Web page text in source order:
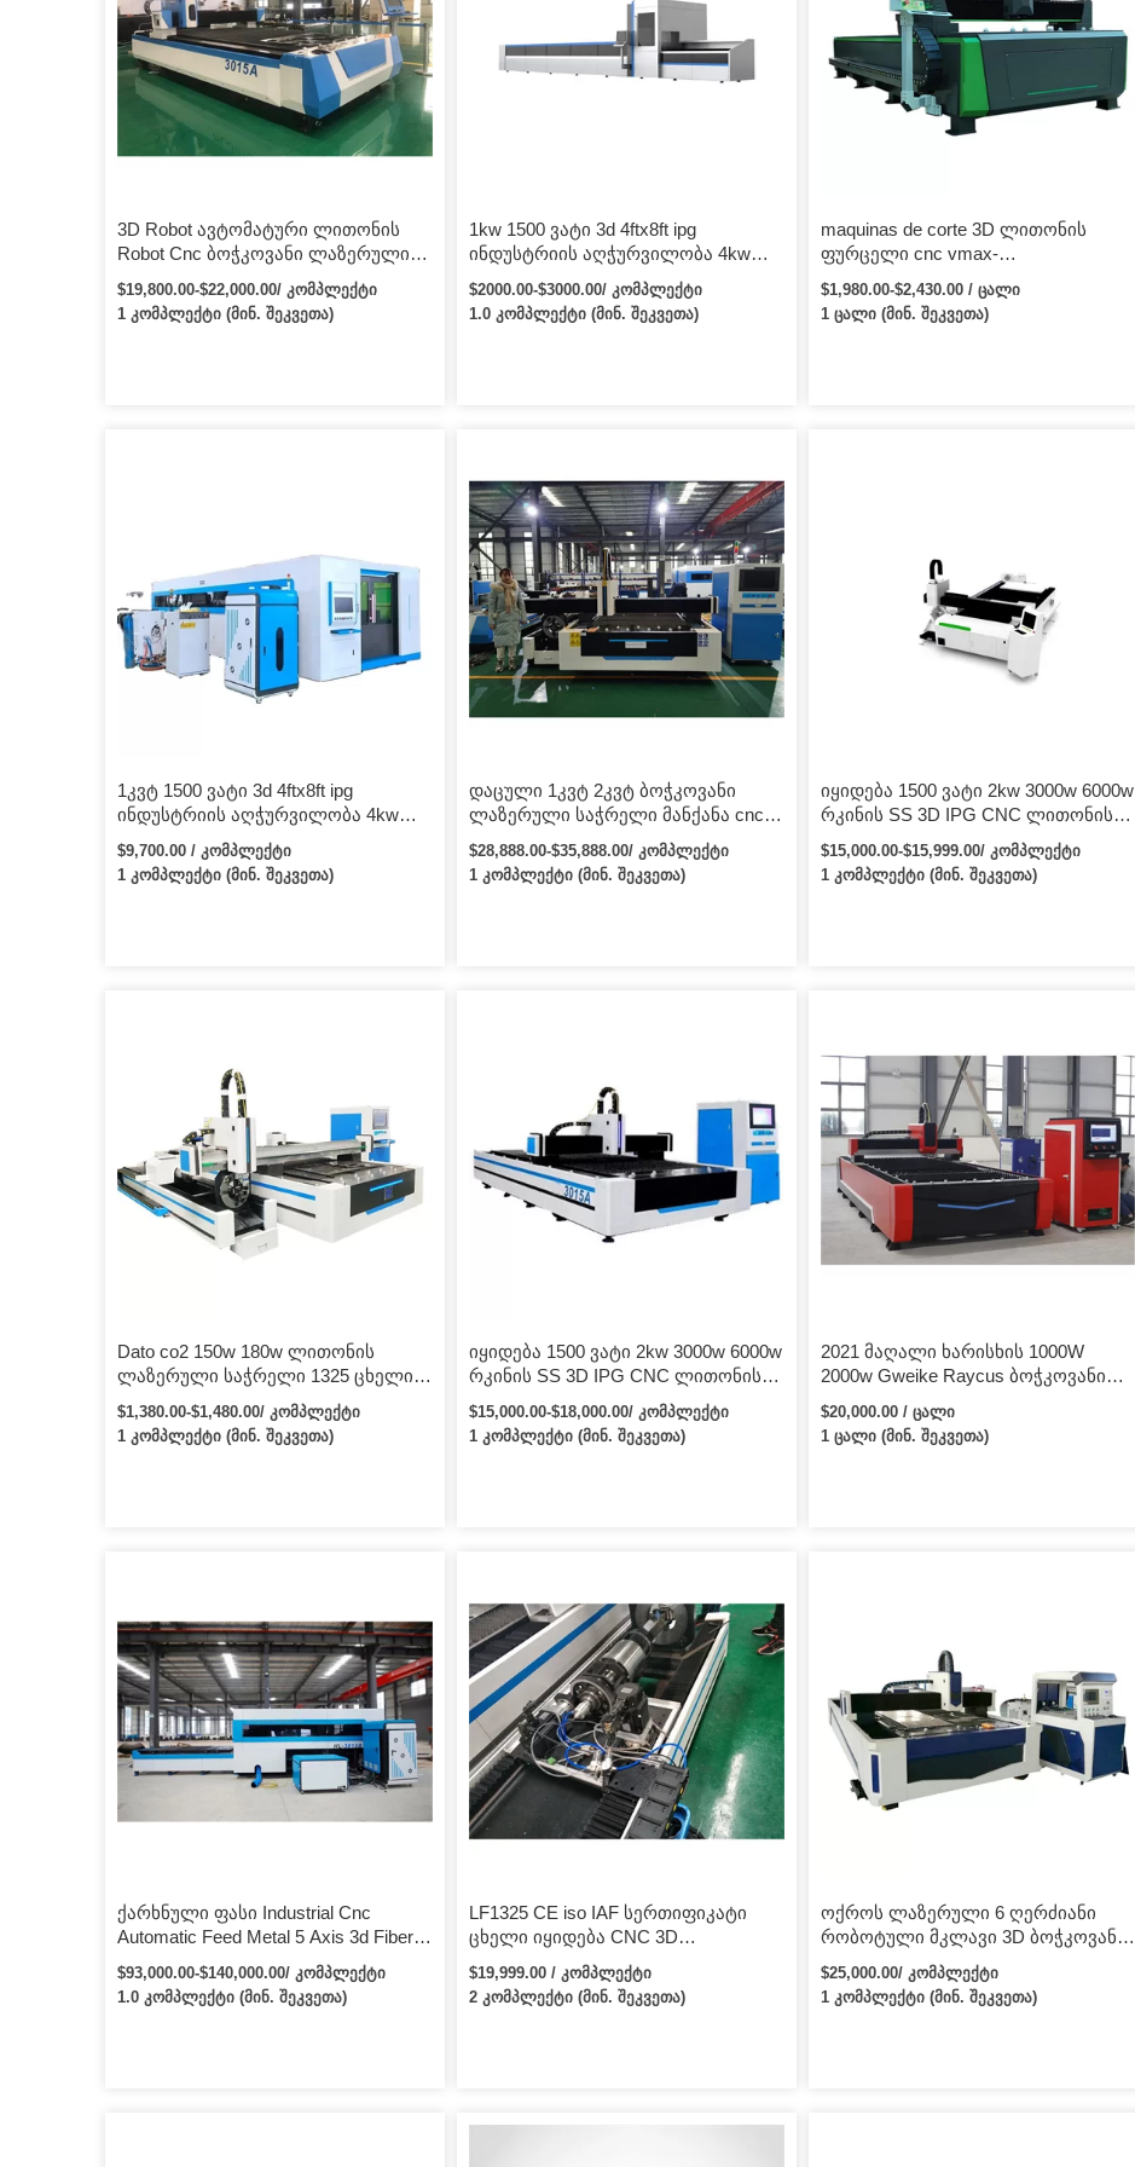
3D Robot ავტომატური ლითონის
Robot Cnc ბოჭკოვანი ლაზერული
საჭრელი მანქანა ლითონისთვის
$19,800.00-$22,000.00/ კომპლექტი
1 კომპლექტი (მინ. შეკვეთა)
1kw 1500 ვატი 3d 4ftx8ft ipg
ინდუსტრიის აღჭურვილობა 4kw
6kw ბოჭკოვანი ლაზერული
საჭრელი მანქანა 1000w
ლაზერული საჭრელი
$2000.00-$3000.00/ კომპლექტი
1.0 კომპლექტი (მინ. შეკვეთა)
maquinas de corte 3D ლითონის
ფურცელი cnc vmax-
ელექტრონული საიმედო ოქროს
მომწოდებელი co2 ბოჭკოვანი 4×3
მცირე ზომის ლაზერული საჭრელი
$1,980.00-$2,430.00 / ცალი
1 ცალი (მინ. შეკვეთა)
1კვტ 1500 ვატი 3d 4ftx8ft ipg
ინდუსტრიის აღჭურვილობა 4kw
6kw ბოჭკოვანი ლაზერული
საჭრელი მანქანა
$9,700.00 / კომპლექტი
1 კომპლექტი (მინ. შეკვეთა)
დაცული 1კვტ 2კვტ ბოჭკოვანი
ლაზერული საჭრელი მანქანა cnc
შატლის მაგიდით ნახშირბადის/
უჟანგავი cnc ლაზერული საჭრელი
მანქანისთვის
$28,888.00-$35,888.00/ კომპლექტი
1 კომპლექტი (მინ. შეკვეთა)
იყიდება 1500 ვატი 2kw 3000w 6000w
რკინის SS 3D IPG CNC ლითონის
ფურცელი ბოჭკოვანი ლაზერული
საჭრელი მანქანა
$15,000.00-$15,999.00/ კომპლექტი
1 კომპლექტი (მინ. შეკვეთა)
Dato co2 150w 180w ლითონის
ლაზერული საჭრელი 1325 ცხელი
იყიდება ლითონის ლაზერული
საჭრელი მანქანა
$1,380.00-$1,480.00/ კომპლექტი
1 კომპლექტი (მინ. შეკვეთა)
იყიდება 1500 ვატი 2kw 3000w 6000w
რკინის SS 3D IPG CNC ლითონის
ფურცელი ბოჭკოვანი ლაზერული
საჭრელი მანქანა
$15,000.00-$18,000.00/ კომპლექტი
1 კომპლექტი (მინ. შეკვეთა)
2021 მაღალი ხარისხის 1000W
2000w Gweike Raycus ბოჭკოვანი
ლაზერული საჭრელი დანადგარის
მწარმოებელი ლითონისთვის
$20,000.00 / ცალი
1 ცალი (მინ. შეკვეთა)
ქარხნული ფასი Industrial Cnc
Automatic Feed Metal 5 Axis 3d Fiber
Laser Tube Pipe Cutting Machine
Manufacturers
$93,000.00-$140,000.00/ კომპლექტი
1.0 კომპლექტი (მინ. შეკვეთა)
LF1325 CE iso IAF სერთიფიკატი
ცხელი იყიდება CNC 3D
ლაზერული ლითონის საჭრელი
მანქანის ფასი
$19,999.00 / კომპლექტი
2 კომპლექტი (მინ. შეკვეთა)
ოქროს ლაზერული 6 ღერძიანი
რობოტული მკლავი 3D ბოჭკოვანი
ლითონის ლაზერული საჭრელი
მანქანა
$25,000.00/ კომპლექტი
1 კომპლექტი (მინ. შეკვეთა)